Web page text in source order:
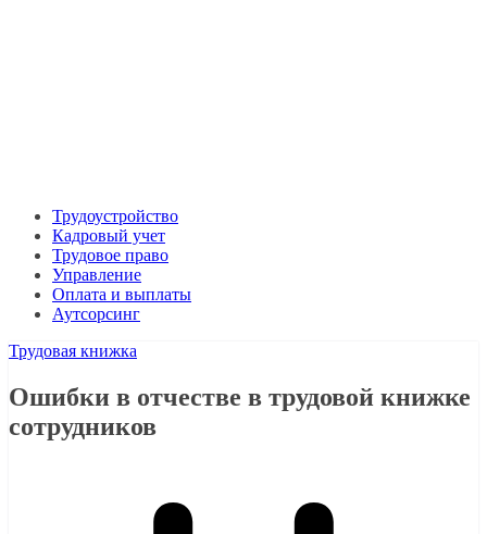
Трудоустройство
Кадровый учет
Трудовое право
Управление
Оплата и выплаты
Аутсорсинг
Трудовая книжка
Ошибки в отчестве в трудовой книжке
сотрудников